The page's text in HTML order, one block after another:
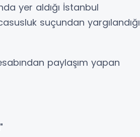
yer aldığı İstanbul
suçundan yargılandığı
paylaşım yapan